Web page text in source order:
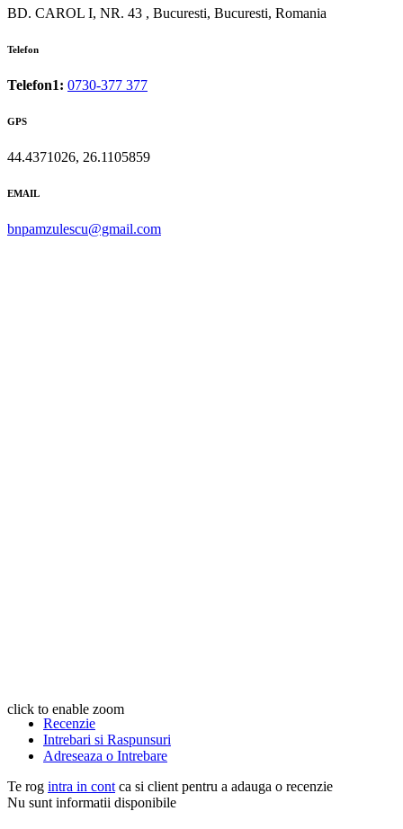
BD. CAROL I, NR. 43 , Bucuresti, Bucuresti, Romania
Telefon
Telefon1: 0730-377 377
GPS
44.4371026, 26.1105859
EMAIL
bnpamzulescu@gmail.com
click to enable zoom
Recenzie
Intrebari si Raspunsuri
Adreseaza o Intrebare
Te rog intra in cont ca si client pentru a adauga o recenzie
Nu sunt informatii disponibile